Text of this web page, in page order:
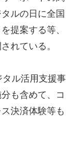
ルの日に全国
提案する等、
れている。
タル活用支援事
も含めて、コ
決済体験等も